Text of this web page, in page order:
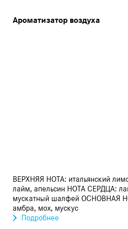
Ароматизатор воздуха
ВЕРХНЯЯ НОТА: итальянский
лайм, апельсин НОТА СЕРДЦА:
мускатный шалфей ОСНОВНАЯ
амбра, мох, мускус
Подробнее